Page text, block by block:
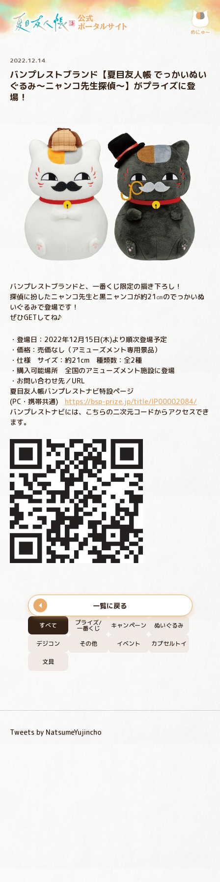
公式
ポータルサイト
めにゅ〜
すべて プライズ/
一番くじ キャンペーン ぬいぐるみ
デジコン その他 イベント カプセルトイ
文具
2022.12.14
バンプレストブランド【夏目友人帳 でっかいぬい
ぐるみ～ニャンコ先生探偵～】がプライズに登
場！
バンプレストブランドと、一番くじ限定の描き下ろし！
探偵に扮したニャンコ先生と黒ニャンコが約21㎝のでっかいぬ
いぐるみで登場です！
ぜひGETしてね♪
・登場日：2022年12月15日(木)より順次登場予定
・価格：売価なし（アミューズメント専用景品）
・仕様 サイズ：約21cm 種類数：全2種
・購入可能場所 全国のアミューズメント施設に登場
・お問い合わせ先／URL
夏目友人帳バンプレストナビ特設ページ
(PC・携帯共通) https://bsp-prize.jp/title/IP00002084/
バンプレストナビには、こちらの二次元コードからアクセスでき
ます。
一覧に戻る
Tweets by NatsumeYujincho